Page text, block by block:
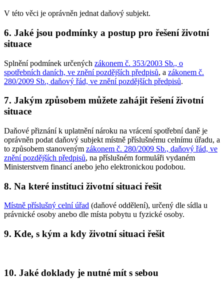
V této věci je oprávněn jednat daňový subjekt.
6. Jaké jsou podmínky a postup pro řešení životní
situace
Splnění podmínek určených zákonem č. 353/2003 Sb., o
spotřebních daních, ve znění pozdějších předpisů, a zákonem č.
280/2009 Sb., daňový řád, ve znění pozdějších předpisů.
7. Jakým způsobem můžete zahájit řešení životní
situace
Daňové přiznání k uplatnění nároku na vrácení spotřební daně je
oprávněn podat daňový subjekt místně příslušnému celnímu úřadu, a
to způsobem stanoveným zákonem č. 280/2009 Sb., daňový řád, ve
znění pozdějších předpisů, na příslušném formuláři vydaném
Ministerstvem financí anebo jeho elektronickou podobou.
8. Na které instituci životní situaci řešit
Místně příslušný celní úřad (daňové oddělení), určený dle sídla u
právnické osoby anebo dle místa pobytu u fyzické osoby.
9. Kde, s kým a kdy životní situaci řešit
10. Jaké doklady je nutné mít s sebou